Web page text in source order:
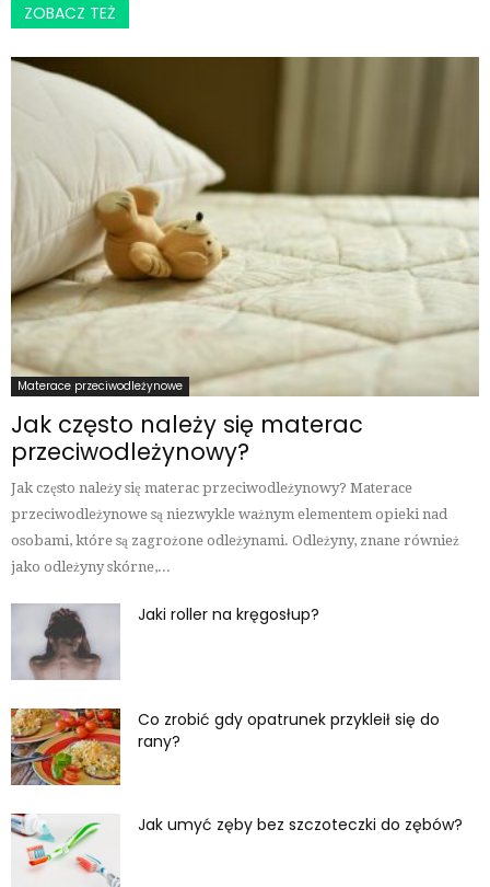
ZOBACZ TEŻ
Materace przeciwodleżynowe
Jak często należy się materac
przeciwodleżynowy?
Jak często należy się materac przeciwodleżynowy? Materace
przeciwodleżynowe są niezwykle ważnym elementem opieki nad
osobami, które są zagrożone odleżynami. Odleżyny, znane również
jako odleżyny skórne,...
Jaki roller na kręgosłup?
Co zrobić gdy opatrunek przykleił się do
rany?
Jak umyć zęby bez szczoteczki do zębów?